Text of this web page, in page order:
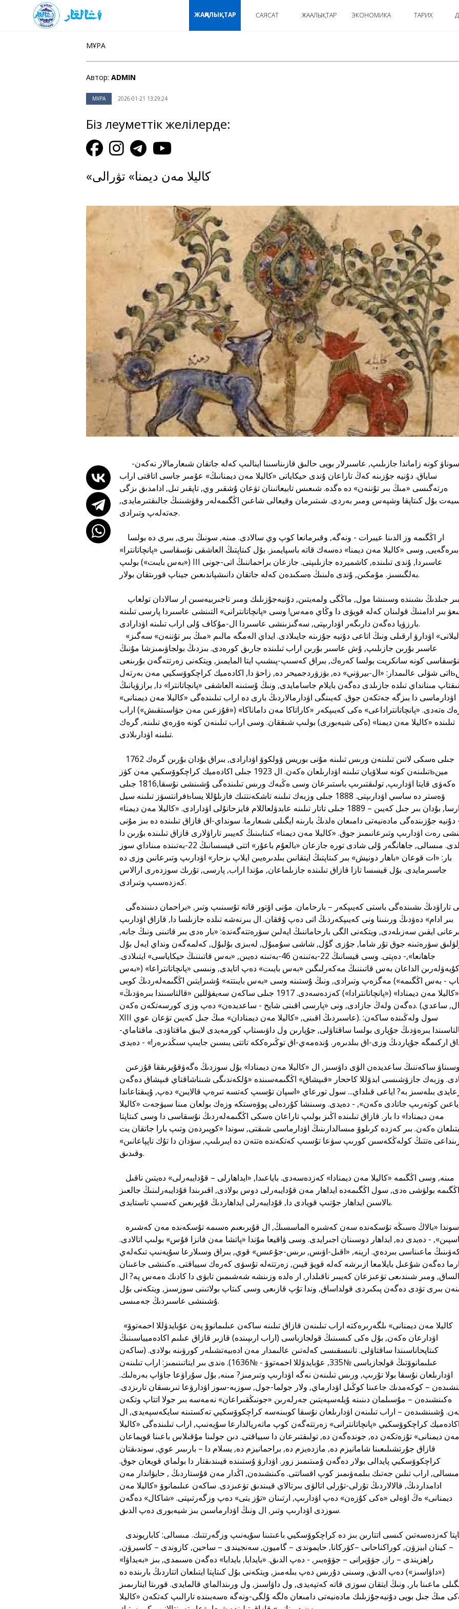
ЖАҢАЛЫҚТАР САЯСАТ ЖАҢАЛЫҚТАР ЭКОНОМИКА ТАРИХ
МҰРА
Автор: ADMIN
МҰРА 2026-01-21 13:29:24
Біз әлеуметтік желілерде:
«كاليلا مەن ديمنا» تۋرالى
ساياق. دۇنيە جۇزىنە كەڭ تاراعان ۇندى حيكاياتى «كاليلا مەن ديمنانىڭ» عۇمىر جاسى اتاقتى اراب
ەرتەگىسى «مىڭ بىر تۇننەن» دە ەگدە. شىعىس تابيعاتىنان تۋعان ۇشقىر وي, تاپقىر تىل, ادامدىق ىزگى
بۇل كىتاپقا وشپەس ومىر بەردى. شىتىرمان وقيعالى شاعىن اڭگىمەلەر وقۋشىنىڭ جالىقتىرمايدى,
جەتەلەپ وتىرادى.
بىرەگەيى, وسى «كاليلا مەن ديمنا» دەسەك قاتە باسپايمىز. بۇل كىتاپتىڭ العاشقى نۇسقاسى «پانچاتانترا»
(«بەس بايىت») بولىپ III عاسىردا, ۇندى تىلىندە, كاشميردە جازىلىپتى. جازعان براحماننىڭ اتى-جونى
بەلگىسىز. مۇمكىن, ۇندى ەلىنىڭ ەسكىدەن كەلە جاتقان دانىشپاندىعىن جيناپ قورىتقان بولار.
بىر ادامنىڭ قولىنان كەلە قويۋى دا وڭاي ەمەس! وسى «پانچاتانترانى» التىنشى عاسىردا پارسى تىلىنە
بارزۋيا دەگەن دارىگەر اۋدارىپتى, سەگىزىنشى عاسىردا ال-مۇكاف ۇلى اراب تىلىنە اۋدارادى.
«كاليلانى» اۋدارۋ ارقىلى ونىڭ اتاعى دۇنيە جۇزىنە جايىلادى. ايداي الەمگە مالىم «مىڭ بىر تۇننەن» سەگىز
عاسىر بۇرىن جازىلىپ, ۇش عاسىر بۇرىن اراب تىلىندە جارىق كورەدى. بىزدىڭ بولجاۋىمىزشا مۇنىڭ
كونە سانكريت بولسا كەرەك, بىراق كەسىپ-پىشىپ ايتا المايمىز, ويتكەنى زەرتتەگەن بۇرىنعى
اتى شۋلى عالىمدار: «ال-بيرۋني» دە, بۋزۋردجميحر دە, زاحۋ دا, اكادەميك كراچكوۆسكيي مەن بەرتەلьس
مىنانداي تىلدە جازىلدى دەگەن بايلام جاسامايدى, ونىڭ ۇستىنە العاشقى «پانچاتانترا» دا, برازۋيانىڭ
اۋدارماسى دا بىزگە جەتكەن جوق. كەيىنگى اۋدارمالاردىڭ بارى دە اراب تىلىندەگى «كاليلا مەن ديمنانى»
ەتەدى. «پانچاتانتراداعى» ەكى كەيىپكەر «كاراتاكا مەن داماناكا» («قۇزعىن مەن جۋاسىتقىش») اراب
تىلىندە «كاليلا مەن ديمنا» (ەكى شيەبورى) بولىپ شىققان. وسى اراب تىلىنەن كونە ەۆرەي تىلىنە, گرەك
تىلىنە اۋدارىلادى.
1762 جىلى ەسكى لاتىن تىلىنەن ورىس تىلىنە مۇنى بوريس ۆولكوۆ اۋدارادى, بىراق بۇدان بۇرىن گرەك
تىلىنەن كونە سلاۆيان تىلىنە اۋدارىلعان ەكەن. ال 1923 جىلى اكادەميك كراچكوۆسكيي مەن كۋزьمين
ەكەۋى قايتا اۋدارىپ, تولىقتىرىپ باستىرعان وسى ەڭبەك ورىس تىلىندەگى ۇشىنشى نۇسقا,1816 جىلى
فرانتسۋز تىلىنە سيلьۆەستر دە ساسي اۋدارىپتى. 1888 جىلى وزبەك تىلىنە تاشكەنتتىك فازىلۇللا يسا
اۋدارسا, بۇدان بىر جىل كەيىن – 1889 جىلى تاتار تىلىنە عابدۋلعاللام فايزحانۇلى اۋدارادى. «كاليلا مەن ديمنا»
دۇنيە جۇزىندەگى مادەنيەتى دامىعان ەلدىڭ بارىنە ايگىلى شىعارما. سونداي-اق قازاق تىلىندە دە بىز مۇنى
رەت اۋدارىپ وتىرعانىمىز جوق. «كاليلا مەن ديمنا» كىتابىنىڭ كەيبىر تاراۋلارى قازاق تىلىندە بۇرىن دا
بولدى. مىسالى, جاھانگەر ۇلى شادى تورە جازعان «بالعۇم باعۇر» اتتى قيسسانىڭ 22-بەتىندە مىناداي سوز
بار: «ات قوعان «باھار دونيش» بىر كىتاپتىڭ ايتقانىن بىلدىرەيىن ايلاپ ىزحار» اۋدارىپ وتىرعانىن وزى دە
جاسىرمايدى. بۇل قيسسا تازا قازاق تىلىندە جازىلماعان, مۇندا اراب, پارسى, تۇرىك سوزدەرى ارالاس
كەزدەسىپ وتىرادى.
بىر ادام» دەۋدىڭ ورىنىنا ونى كەيىپكەردىڭ اتى دەپ ۇققان. ال بىرنەشە تىلدە جازىلسا دا, قازاق اۋدارىپ
ايقىن سەزىلەدى, ويتكەنى الگى بارحاماننىڭ ايەلىن سۋرەتتەگەندە: «بار ەدى بىر قاتىنى ونىڭ جانە,
سۋرەتىنە جوق تۇر شاما, جۇزى گۇل, شاشى سۇمبۇل, لەبىزى بۇلبۇل, كەلمەگەن ونداي ايەل بۇل
جاھانعا»,- دەپتى. وسى قيسانىڭ 22-بەتىنەن 46-بەتىنە دەيىن, «بەس قاتىننىڭ حيكاياسى» ايتىلادى.
كۇيەۋلەرىن الداعان بەس قاتىننىڭ مەكەرلىگىن «بەس بايىت» دەپ اتايدى, ونىسى «پانچاتانتراعا» («بەس
- بەس اڭگىمە») مەگزەپ وتىرادى, ونىڭ ۇستىنە وسى «بەس بايىتتە» ۇشىرايتىن اڭگىمەلەردىڭ كوبى
«كاليلا مەن ديمنادا» («پانچاتانترادا») كەزدەسەدى. 1917 جىلى ساكەن سەيفۋللين «قالتاسىندا بىرەۋدىڭ»
دەگەن ولەڭ جازادى, ونى «پارسى اقىنى شايح - ساعديدەن» دەپ وزى كورسەتكەن ەكەن. (ال, ساعدي
XIII عاسىردىڭ اقىنى, «كاليلا مەن ديمنادان» مىڭ جىل كەيىن تۋعان عوي). سول ولەڭىندە ساكەن:
بىرەۋدىڭ جۇپارى بولسا ساقتاۋلى, جۇپارىن ول داۋىستاپ كورمەيدى لايىق ماقتاۋدى. ماقتاماي-
اق اركىمگە جۇپاردىڭ وزى-اق بىلدىرەر. ۇندەمەي-اق توڭىرەككە تاتتى يىسىن جايىپ سىڭدىرەر!» - دەيدى.
وزبەك جازۋشىسى ابدۋللا كاححار «قىپشاق» اڭگىمەسىندە «ۇلكەندىگى شىناشاقتاي قىپشاق دەگەن
بىلەسىز بە? اياعى قىلداي... سول تورعاي «اسپان تۇسىپ كەتسە تىرەپ قالايىن» دەپ, ۇيىقتاعاندا
كوتەرىپ جاتادى ەكەن», - دەيدى. وسىنشا كۇردەلى پوۆەستكە وزەك بولعان مىنا سيۋجەت «كاليلا
مەن ديمنادا» دا بار. قازاق تىلىندە اڭىز بولىپ تاراعان ەسكى اڭگىمەلەردىڭ نۇسقاسى دا وسى كىتاپتا
ەكەن. بىر كەزدە كرىلوۆ مىسالدارىنىڭ اۋدارماسى شىقتى, سوندا «كوپىردەن وتىپ بارا جاتقان يت
ەتتىڭ كولەڭكەسىن كورىپ سۋعا تۇسىپ كەتكەندە ەتتەن دە ايىرىلىپ, سۋدان دا تۇك تاپپاعانىن»
وقىدىق.
اڭگىمە بولۋشى ەدى, سول اڭگىمەدە ايداھار مەن قۇدايبەرلى دوس بولادى, اقىرىندا قۇدايبەرلىنىڭ جالعىز
بالاسىن ايداھار جۇتىپ قويادى دا, قۇدايبەرلى ايداھاردىڭ قۇيرىعىن كەسىپ تاستايدى.
- دەيدى دە, ايداھار دوسىنان اجىرايدى. وسى ۋاقيعا مۇندا «پاتشا مەن فانزا قۇس» بولىپ اتالادى.
ماعىناسى بىردەي. ارينە, «اقىل-اۋىس, ىرىس-جۇعىس» قوي, بىراق وسىلارعا سۇيەنىپ تىكەلەي
دەگەن شۇعىل بايلامعا ازىرشە كەلە قويۋ قيىن, زەرتتەلە تۇسۋى كەرەك سيياقتى. ەكىنشى جاعىنان
الساق, ومىر شىندىعى تۋعىزعان كەيبىر ناقىلدار, ار ەلدە وزىنشە شەشىمىن تابۋى دا كادىك ەمەس پە? ال
بىرى تۋدى دەگەن پىكىردى قولداساق, وندا تۇپ قازىعى وسى كىتاپ بولاتىنى سوزسىز, ويتكەنى بۇل
ۇشىنشى عاسىردىڭ جەمىسى.
«كاليلا مەن ديمنانى» ىلگەرىرەكتە اراب تىلىنەن قازاق تىلىنە ساكەن عىلىمانوۆ پەن عۇبايدۋللا احمەتوۆ
اۋدارعان ەكەن, بۇل ەكى كىسىنىڭ قولجازباسى (اراب ارىپىندە) قازىر قازاق عىلىم اكادەميياسىنىڭ
كىتاپحاناسىندا ساقتاۋلى. تانىسقىسى كەلەتىن عالىمدار مەن ادەبيەتشىلەر كورۋىنە بولادى. (ساكەن
عىلىمانوۆتىڭ قولجازباسى №335, عۇبايدۋللا احمەتوۆ - №1636). ەندى بىر ايتاتىنىمىز: اراب تىلىنەن
اۋدارىلعان نۇسقا بولا تۇرىپ, ورىس تىلىنەن نەگە اۋدارىپ وتىرمىز? مىنە, بۇل سۇراۋعا جاۋاپ بەرەلىك.
– كوكەمدىك جاعىنا كوڭىل اۋدارماي, ولار جولما-جول, سوزبە-سوز اۋدارۋعا تىرىسقان تارىزدى.
ەكىنشىدەن – مۇسىلمان دىنىنە ۇيلەسپەيتىن جەرلەرىن «جونىڭقىراعان» نەمەسە بىر جولا اتتاپ وتكەن
ۇشىنشىدەن – اراب تىلىنەن اۋدارىلعان نۇسقا كوبىنەسە كراچكوۆسكيي تەكستىنە سايكەسپەيدى, ال
اكادەميك كراچكوۆسكيي «پانچاتانترانى» زەرتتەگەن كوپ ماتەريالدارعا سۇيەنىپ, اراب تىلىندەگى «كاليلا
مەن ديمنانى» تۇزەتكەن دە, جوندەگەن دە, تولىقتىرعان دا سيياقتى. دىن جولىنا مۇقىلاس باعىنا قويماعان
قازاق جۇرتشىلىعىنا شامانيزم دە, مازدەيزم دە, براحمانيزم دە, يسلام دا – بارىبىر عوي, سوندىقتان
كراچكوۆسكيي پايدالى بولار دەگەن ۇمىتىمىز زور. اۋدارۋ ۇستىندە قيىندىقتار دا بولماي قويعان جوق.
مىسالى, اراب تىلىن جەتىك بىلمەۋىمىز كوپ اقساتتى. ەكىنشىدەن, اڭدار مەن قۇستاردىڭ , حايۋاندار مەن
ادامداردىڭ, قالالاردىڭ تۇرلى-تۇرلى اتالۋى بىرتالاي قيىندىق تۋعىزدى. ساكەن عىلىمانوۆ «كاليلا مەن
ديمنانى» ەڭ اۋەلى «ەكى كۇزەن» دەپ اۋدارىپ, ارتىنان «تۇز يتى» دەپ وزگەرتىپتى. «شاكال» دەگەن
سوزدى اۋدارىپ وتىر, ال ونىڭ اۋدارماسىن بىز شيەبورى دەپ الدىق.
– كينان ابيزۋن, كوراكناحانى –كۋركانا, حايموندى – گاميون, سەنجيندى – ساحين, كازوندى – كاسيرۋن,
راھزيندى – راز, جۋۆيرانى – جۋۆەيىر, - دەپ الدىق. «بايدابا, بايدابا» دەگەن ەسىمدى, بىز «بەيداۋا»
(«داۋاسىز») دەپ الدىق, وسىنى دۇرىس دەپ بىلەمىز, ويتكەنى بۇل كىتاپتا ايتىلعان اتتاردىڭ بارىندە دە
ماعىنا بار, ونىڭ ايتقان سوزى قاتە كەتپەيدى, ول داۋاسىز, ول ورىندالماي قالمايدى. قورىتا ايتارىمىز
مىڭ جىل بويى دۇنيەجۇزىلىك مادەنيەتى دامىعان ەلگە ۇلگى-ونەگە ەسەبىندە تارالىپ كەتكەن «كاليلا